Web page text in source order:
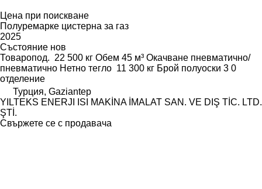
Цена при поискване
Полуремарке цистерна за газ
2025
Състояние нов
Товаропод. 22 500 кг Обем 45 м³ Окачване пневматично/
пневматично Нетно тегло 11 300 кг Брой полуоски 3 0
отделение
Турция, Gaziantep
YILTEKS ENERJI ISI MAKİNA İMALAT SAN. VE DIŞ TİC. LTD.
ŞTİ.
Свържете се с продавача